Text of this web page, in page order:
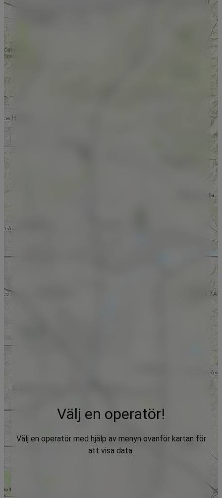
Välj en operatör!
Välj en operatör med hjälp av menyn ovanför kartan för
att visa data.